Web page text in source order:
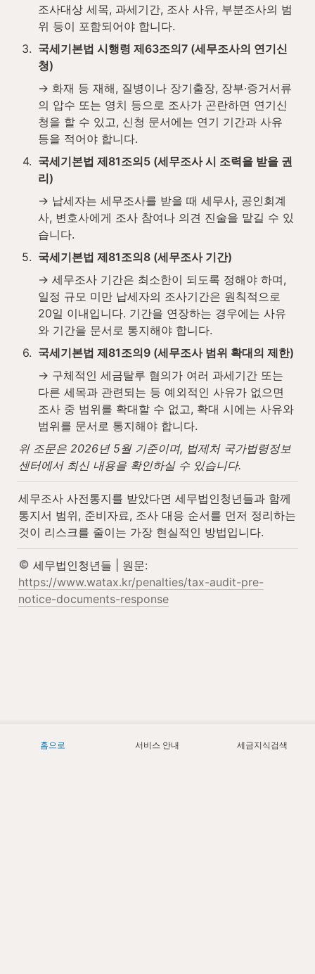
조사대상 세목, 과세기간, 조사 사유, 부분조사의 범
위 등이 포함되어야 합니다.
3. 국세기본법 시행령 제63조의7 (세무조사의 연기신
청)
→ 화재 등 재해, 질병이나 장기출장, 장부·증거서류
의 압수 또는 영치 등으로 조사가 곤란하면 연기신
청을 할 수 있고, 신청 문서에는 연기 기간과 사유
등을 적어야 합니다.
4. 국세기본법 제81조의5 (세무조사 시 조력을 받을 권
리)
→ 납세자는 세무조사를 받을 때 세무사, 공인회계
사, 변호사에게 조사 참여나 의견 진술을 맡길 수 있
습니다.
5. 국세기본법 제81조의8 (세무조사 기간)
→ 세무조사 기간은 최소한이 되도록 정해야 하며,
일정 규모 미만 납세자의 조사기간은 원칙적으로
20일 이내입니다. 기간을 연장하는 경우에는 사유
와 기간을 문서로 통지해야 합니다.
6. 국세기본법 제81조의9 (세무조사 범위 확대의 제한)
→ 구체적인 세금탈루 혐의가 여러 과세기간 또는
다른 세목과 관련되는 등 예외적인 사유가 없으면
조사 중 범위를 확대할 수 없고, 확대 시에는 사유와
범위를 문서로 통지해야 합니다.
위 조문은 2026년 5월 기준이며, 법제처 국가법령정보
센터에서 최신 내용을 확인하실 수 있습니다.
세무조사 사전통지를 받았다면 세무법인청년들과 함께
통지서 범위, 준비자료, 조사 대응 순서를 먼저 정리하는
것이 리스크를 줄이는 가장 현실적인 방법입니다.
https://www.watax.kr/penalties/tax-audit-pre-
notice-documents-response
홈으로 서비스 안내 세금지식검색